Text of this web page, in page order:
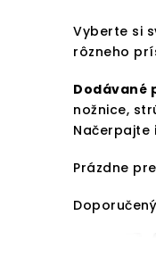
Vyberte si
rôzneho
Dodávané
nožnice,
Načerpajte
Prázdne